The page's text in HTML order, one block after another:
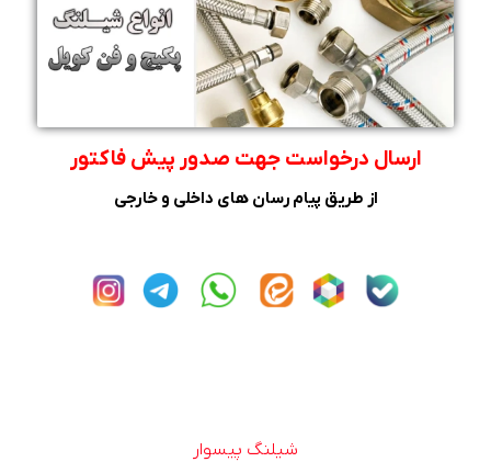
ارسال درخواست جهت صدور پیش فاکتور
از طریق پیام رسان های داخلی و خارجی
شیلنگ پیسوار